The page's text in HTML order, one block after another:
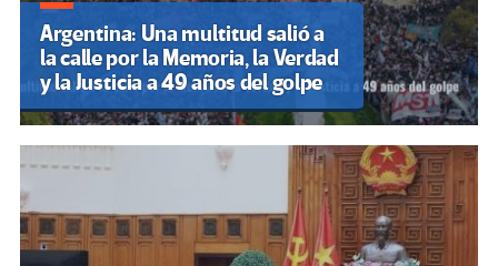
Argentina: Una multitud salió a
la calle por la Memoria, la Verdad
y la Justicia a 49 años del golpe